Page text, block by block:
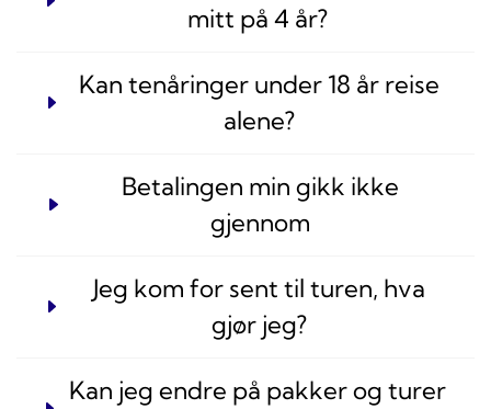
mitt på 4 år?
Kan tenåringer under 18 år reise
alene?
Betalingen min gikk ikke
gjennom
Jeg kom for sent til turen, hva
gjør jeg?
Kan jeg endre på pakker og turer